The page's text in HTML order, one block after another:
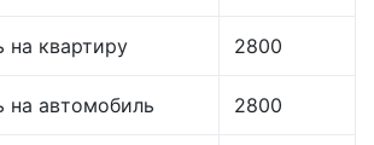
на квартиру 2800
на автомобиль 2800